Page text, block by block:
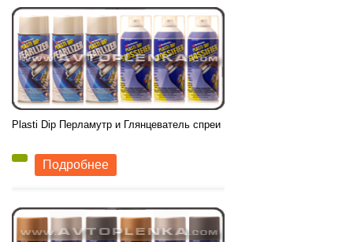
1003 грн
Производитель:Performix (США)
Прозрачные Перламутр и
Глянец
Plasti Dip Перламутр и Глянцеватель спреи
Подробнее